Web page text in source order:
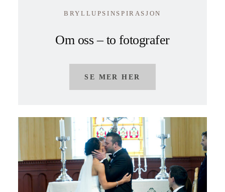
BRYLLUPSINSPIRASJON
Om oss – to fotografer
SE MER HER